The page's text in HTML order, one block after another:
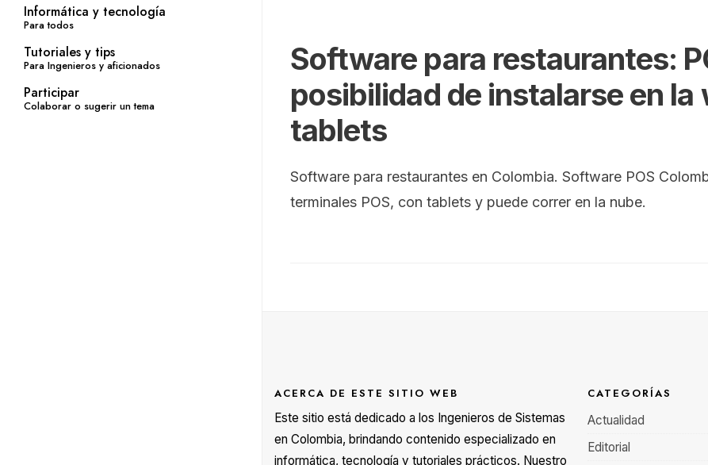
Informática y tecnología
Para todos
Tutoriales y tips
Para Ingenieros y aficionados
Participar
Colaborar o sugerir un tema
Software para restaurantes:
posibilidad de instalarse en
tablets
Software para restaurantes en Colombia. Software POS
terminales POS, con tablets y puede correr en la nube.
ACERCA DE ESTE SITIO WEB
Este sitio está dedicado a los Ingenieros de Sistemas
en Colombia, brindando contenido especializado en
informática, tecnología y tutoriales prácticos. Nuestro
CATEGORÍAS
Actualidad
Editorial